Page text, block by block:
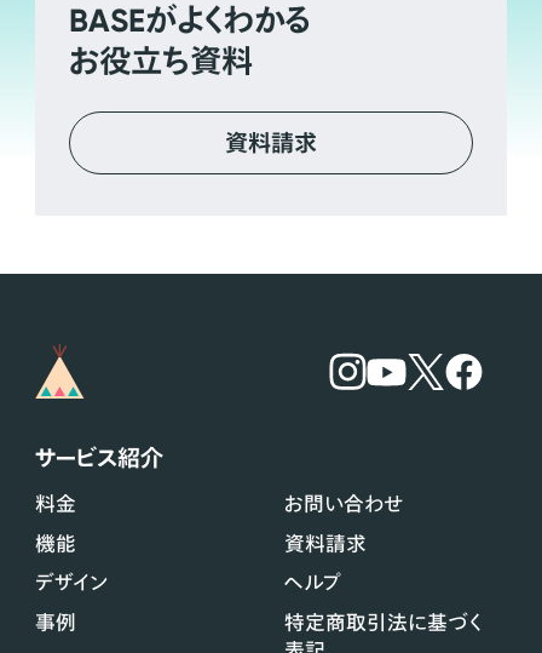
BASEがよくわかる
お役立ち資料
資料請求
サービス紹介
料金
機能
デザイン
事例
お問い合わせ
資料請求
ヘルプ
特定商取引法に基づく